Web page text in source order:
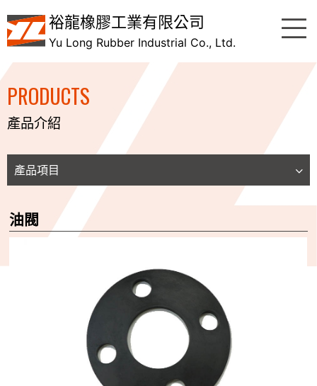
裕龍橡膠工業有限公司
Yu Long Rubber Industrial Co., Ltd.
PRODUCTS
產品介紹
產品項目
油閥